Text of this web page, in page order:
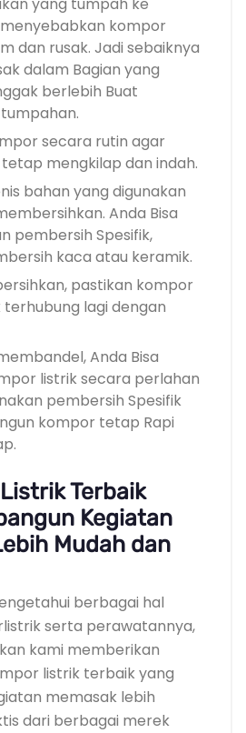
kompor
dan rusak. Jadi sebaiknya
dalam Bagian yang
berlebih Buat
secara rutin agar
mengkilap dan indah.
bahan yang digunakan
Anda Bisa
pembersih Spesifik,
kaca atau keramik.
pastikan kompor
terhubung lagi dengan
Anda Bisa
listrik secara perlahan
pembersih Spesifik
kompor tetap Rapi
Terbaik
Kegiatan
Mudah dan
berbagai hal
serta perawatannya,
kami memberikan
listrik terbaik yang
memasak lebih
dari berbagai merek